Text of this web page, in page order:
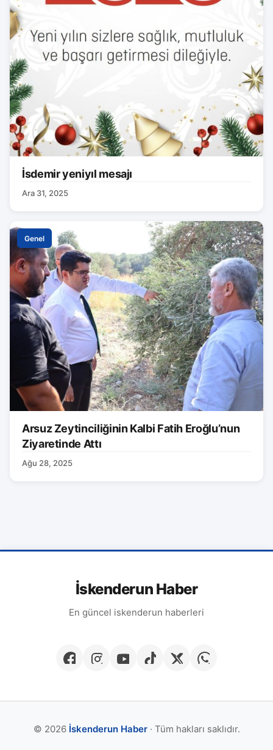
İsdemir yeniyıl mesajı
Ara 31, 2025
Genel
Arsuz Zeytinciliğinin Kalbi Fatih Eroğlu’nun
Ziyaretinde Attı
Ağu 28, 2025
İskenderun Haber
En güncel iskenderun haberleri
© 2026 İskenderun Haber· Tüm hakları saklıdır.